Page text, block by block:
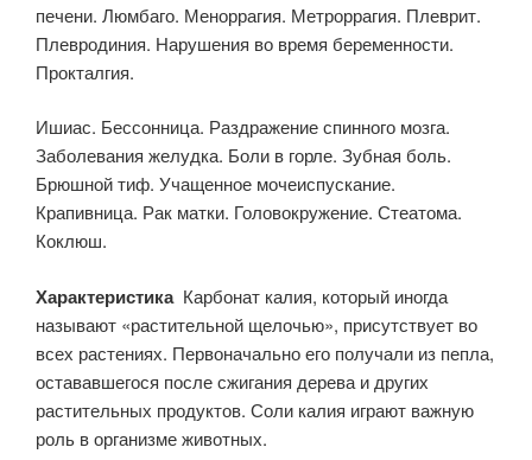
печени. Люмбаго. Меноррагия. Метроррагия. Плеврит.
Плевродиния. Нарушения во время беременности.
Прокталгия.
Ишиас. Бессонница. Раздражение спинного мозга.
Заболевания желудка. Боли в горле. Зубная боль.
Брюшной тиф. Учащенное мочеиспускание.
Крапивница. Рак матки. Головокружение. Стеатома.
Коклюш.
Характеристика Карбонат калия, который иногда
называют «растительной щелочью», присутствует во
всех растениях. Первоначально его получали из пепла,
остававшегося после сжигания дерева и других
растительных продуктов. Соли калия играют важную
роль в организме животных.